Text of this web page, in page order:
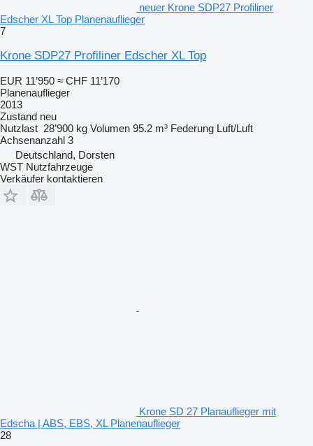
neuer Krone SDP27 Profiliner
Edscher XL Top Planenauflieger
7
Krone SDP27 Profiliner Edscher XL Top
EUR 11’950 ≈ CHF 11’170
Planenauflieger
2013
Zustand neu
Nutzlast 28’900 kg Volumen 95.2 m³ Federung Luft/Luft
Achsenanzahl 3
Deutschland, Dorsten
WST Nutzfahrzeuge
Verkäufer kontaktieren
Krone SD 27 Planauflieger mit
Edscha | ABS, EBS, XL Planenauflieger
28